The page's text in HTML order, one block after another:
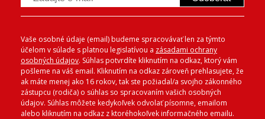
Vaše osobné údaje (email) budeme spracovávať len za týmto
účelom v súlade s platnou legislatívou a zásadami ochrany
osobných údajov. Súhlas potvrdíte kliknutím na odkaz, ktorý vám
pošleme na váš email. Kliknutím na odkaz zároveň prehlasujete, že
ak máte menej ako 16 rokov, tak ste požiadal/a svojho zákonného
zástupcu (rodiča) o súhlas so spracovaním vašich osobných
údajov. Súhlas môžete kedykoľvek odvolať písomne, emailom
alebo kliknutím na odkaz z ktoréhokoľvek informačného emailu.